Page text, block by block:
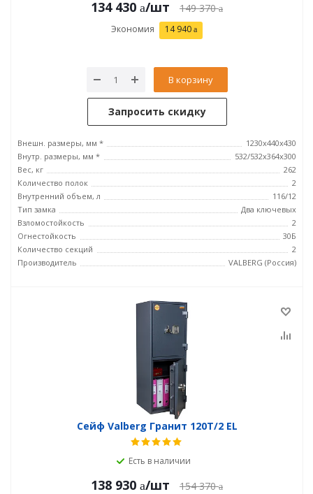
134 430 /шт 149 370
Экономия 14 940
В корзину
Запросить скидку
Внешн. размеры, мм *
1230x440x430
Внутр. размеры, мм *
532/532x364x300
Вес, кг
262
Количество полок
2
Внутренний объем, л
116/12
Тип замка
Два ключевых
Взломостойкость
2
Огнестойкость
30Б
Количество секций
2
Производитель
VALBERG (Россия)
Сейф Valberg Гранит 120T/2 EL
Есть в наличии
138 930 /шт 154 370